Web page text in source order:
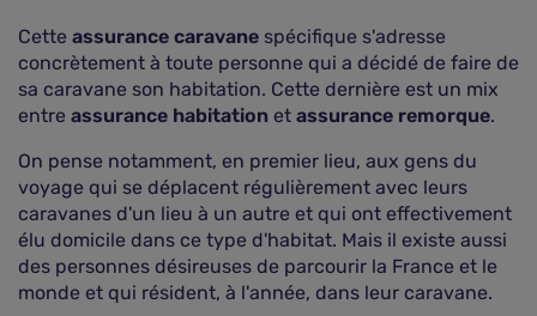
Cette assurance caravane spécifique s'adresse
concrètement à toute personne qui a décidé de faire de
sa caravane son habitation. Cette dernière est un mix
entre assurance habitation et assurance remorque.
On pense notamment, en premier lieu, aux gens du
voyage qui se déplacent régulièrement avec leurs
caravanes d'un lieu à un autre et qui ont effectivement
élu domicile dans ce type d'habitat. Mais il existe aussi
des personnes désireuses de parcourir la France et le
monde et qui résident, à l'année, dans leur caravane.